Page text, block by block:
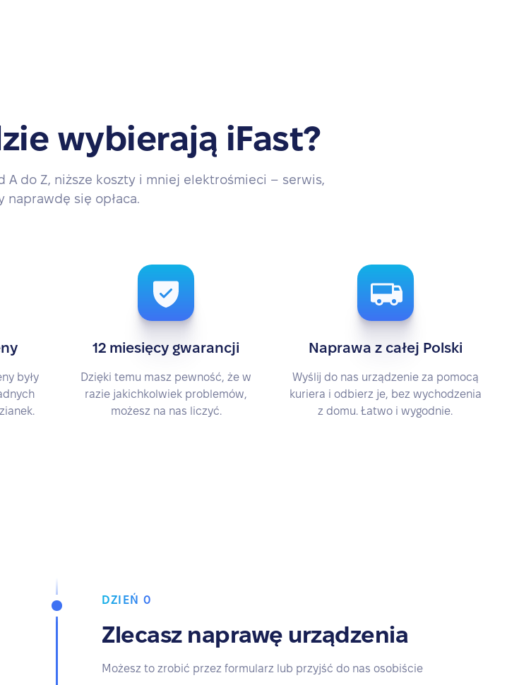
wybierają iFast?
A do Z, niższe koszty i mniej elektrośmieci – serwis,
naprawdę się opłaca.
były
12 miesięcy gwarancji
Dzięki temu masz pewność, że w
razie jakichkolwiek problemów,
możesz na nas liczyć.
Naprawa z całej Polski
Wyślij do nas urządzenie za pomocą
kuriera i odbierz je, bez wychodzenia
z domu. Łatwo i wygodnie.
DZIEŃ 0
Zlecasz naprawę urządzenia
Możesz to zrobić przez formularz lub przyjść do nas osobiście